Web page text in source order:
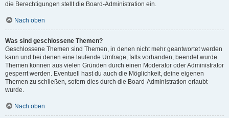
die Berechtigungen stellt die Board-Administration ein.
Nach oben
Was sind geschlossene Themen?
Geschlossene Themen sind Themen, in denen nicht mehr geantwortet werden
kann und bei denen eine laufende Umfrage, falls vorhanden, beendet wurde.
Themen können aus vielen Gründen durch einen Moderator oder Administrator
gesperrt werden. Eventuell hast du auch die Möglichkeit, deine eigenen
Themen zu schließen, sofern dies durch die Board-Administration erlaubt
wurde.
Nach oben